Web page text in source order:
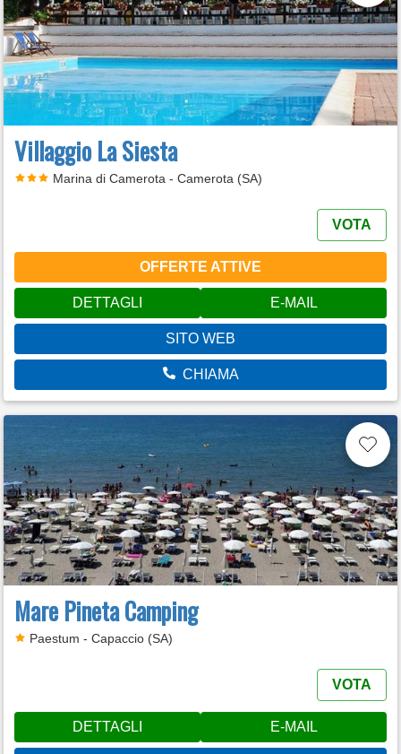
Villaggio La Siesta
Marina di Camerota - Camerota (SA)
VOTA
OFFERTE ATTIVE
DETTAGLI E-MAIL
SITO WEB
CHIAMA
Mare Pineta Camping
Paestum - Capaccio (SA)
VOTA
DETTAGLI E-MAIL